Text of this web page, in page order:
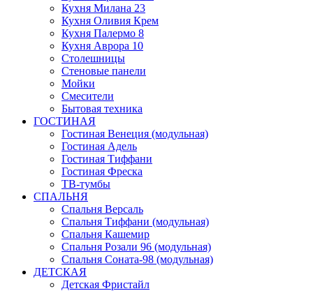
Кухня Милана 23
Кухня Оливия Крем
Кухня Палермо 8
Кухня Аврора 10
Столешницы
Стеновые панели
Мойки
Смесители
Бытовая техника
ГОСТИНАЯ
Гостиная Венеция (модульная)
Гостиная Адель
Гостиная Тиффани
Гостиная Фреска
ТВ-тумбы
СПАЛЬНЯ
Спальня Версаль
Спальня Тиффани (модульная)
Спальня Кашемир
Спальня Розали 96 (модульная)
Спальня Соната-98 (модульная)
ДЕТСКАЯ
Детская Фристайл